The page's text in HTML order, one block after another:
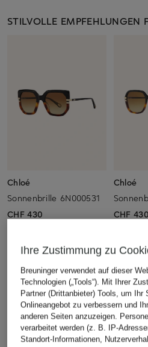
STILVOLLE EMPFEHLUNGEN
Chloé
Sonnenbrille 6N000531
CHF 430
Chloé
CHF 430
ÄHNLICHE ARTIKEL
Ihre Zustimmung zu
Breuninger verwendet auf dieser
Technologien („Tools“). Mit Ihrer
Partner (Drittanbieter) Tools, um Ihr
Onlineangebot zu verbessern und
anderen Seiten anzuzeigen.
verarbeitet werden (z. B. IP-
Standort-Informationen,